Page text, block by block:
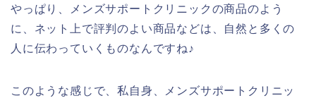
やっぱり、メンズサポートクリニックの商品のよう
に、ネット上で評判のよい商品などは、自然と多くの
人に伝わっていくものなんですね♪
このような感じで、私自身、メンズサポートクリニッ